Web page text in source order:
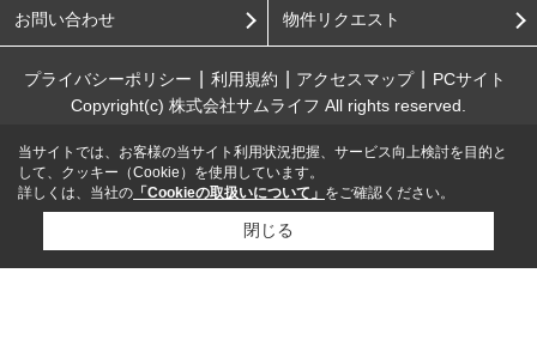
お問い合わせ 物件リクエスト
プライバシーポリシー 利用規約 アクセスマップ
PCサイト
Copyright(c) 株式会社サムライフ All rights reserved.
当サイトでは、お客様の当サイト利用状況把握、サービス向上検討を目的と
して、クッキー（Cookie）を使用しています。
詳しくは、当社の 「Cookieの取扱いについて」 をご確認ください。
閉じる